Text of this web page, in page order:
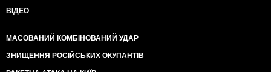
ВІДЕО
МАСОВАНИЙ КОМБІНОВАНИЙ УДАР
ЗНИЩЕННЯ РОСІЙСЬКИХ ОКУПАНТІВ